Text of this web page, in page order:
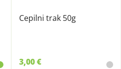
Cepilni trak 50g
3,00 €